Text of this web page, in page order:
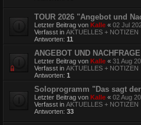
TOUR 2026 "Angebot und
Letzter Beitrag von Kalle « 02 Jul
Verfasst in AKTUELLES + NOTIZEN
Antworten: 11
ANGEBOT UND
Letzter Beitrag von Kalle « 31 Aug
Verfasst in AKTUELLES + NOTIZEN
Antworten: 1
Soloprogramm "Das sagt
Letzter Beitrag von Kalle « 02 Aug
Verfasst in AKTUELLES + NOTIZEN
Antworten: 33